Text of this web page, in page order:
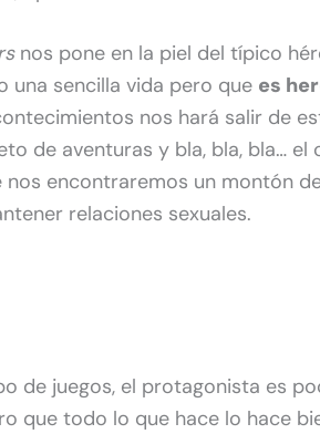
nos pone en la piel del típico
una sencilla vida pero que es
nos hará salir de
de aventuras y bla, bla, bla… el
encontraremos un montón
relaciones sexuales.
de juegos, el protagonista es
que todo lo que hace lo hace